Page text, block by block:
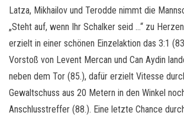
Latza, Mikhailov und Terodde nimmt die
„Steht auf, wenn Ihr Schalker seid …“ zu
erzielt in einer schönen Einzelaktion das 3:1
Vorstoß von Levent Mercan und Can Aydin
neben dem Tor (85.), dafür erzielt Vitesse
Gewaltschuss aus 20 Metern in den Winkel
Anschlusstreffer (88.). Eine letzte Chance